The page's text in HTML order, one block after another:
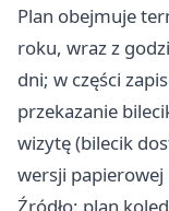
Plan obejmuje
roku, wraz z
dni; w części
przekazanie
wizytę (bilecik
wersji